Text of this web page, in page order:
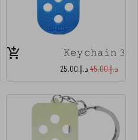
𝙺𝚎𝚢𝚌𝚑𝚊𝚒𝚗 𝟹
د.إ.‏45.00 د.إ.‏25.00